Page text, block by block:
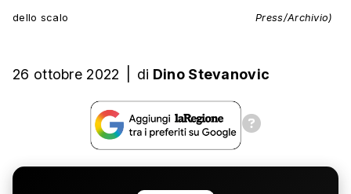
dello scalo Press/Archivio)
26 ottobre 2022 di Dino Stevanovic